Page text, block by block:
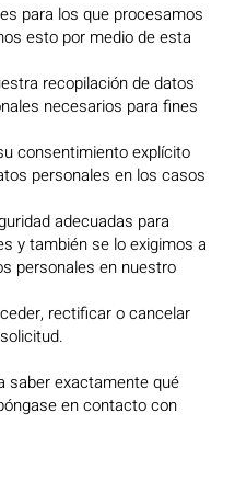
para los que procesamos
esto por medio de esta
recopilación de datos
necesarios para fines
consentimiento explícito
personales en los casos
adecuadas para
y también se lo exigimos a
personales en nuestro
rectificar o cancelar
saber exactamente qué
en contacto con